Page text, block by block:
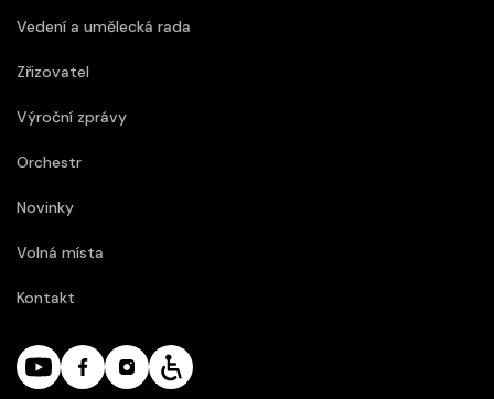
Vedení a umělecká rada
Zřizovatel
Výroční zprávy
Orchestr
Novinky
Volná místa
Kontakt